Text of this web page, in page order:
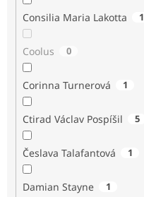
Consilia Maria Lakotta 1
Coolus 0
Corinna Turnerová 1
Ctirad Václav Pospíšil 5
Česlava Talafantová 1
Damian Stayne 1